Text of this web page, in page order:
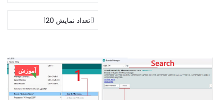
120 تعداد نمایش
آموزش